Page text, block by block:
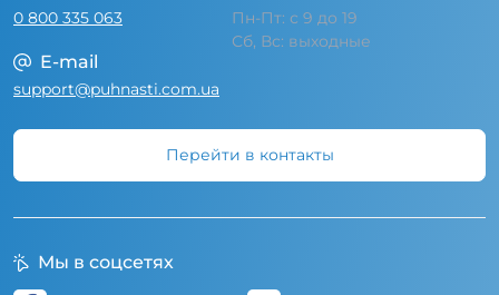
0 800 335 063
Пн-Пт: с 9 до 19
Сб, Вс: выходные
E-mail
support@puhnasti.com.ua
Перейти в контакты
Мы в соцсетях